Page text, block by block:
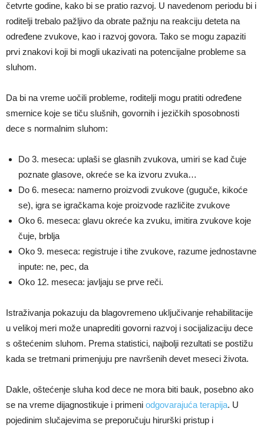
četvrte godine, kako bi se pratio razvoj. U navedenom periodu bi i
roditelji trebalo pažljivo da obrate pažnju na reakciju deteta na
određene zvukove, kao i razvoj govora. Tako se mogu zapaziti
prvi znakovi koji bi mogli ukazivati na potencijalne probleme sa
sluhom.
Da bi na vreme uočili probleme, roditelji mogu pratiti određene
smernice koje se tiču slušnih, govornih i jezičkih sposobnosti
dece s normalnim sluhom:
Do 3. meseca: uplaši se glasnih zvukova, umiri se kad čuje
poznate glasove, okreće se ka izvoru zvuka…
Do 6. meseca: namerno proizvodi zvukove (guguče, kikoće
se), igra se igračkama koje proizvode različite zvukove
Oko 6. meseca: glavu okreće ka zvuku, imitira zvukove koje
čuje, brblja
Oko 9. meseca: registruje i tihe zvukove, razume jednostavne
inpute: ne, pec, da
Oko 12. meseca: javljaju se prve reči.
Istraživanja pokazuju da blagovremeno uključivanje rehabilitacije
u velikoj meri može unaprediti govorni razvoj i socijalizaciju dece
s oštećenim sluhom. Prema statistici, najbolji rezultati se postižu
kada se tretmani primenjuju pre navršenih devet meseci života.
Dakle, oštećenje sluha kod dece ne mora biti bauk, posebno ako
se na vreme dijagnostikuje i primeni odgovarajuća terapija. U
pojedinim slučajevima se preporučuju hirurški pristup i